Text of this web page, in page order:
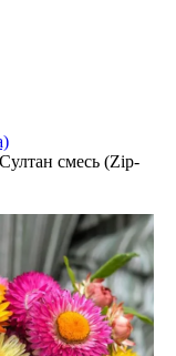
смесь (Zip-